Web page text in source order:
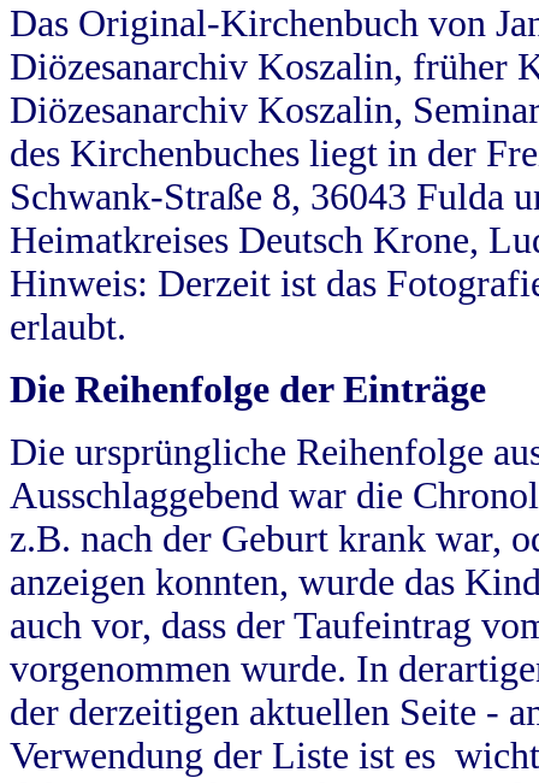
Das Original-Kirchenbuch von
Diözesanarchiv Koszalin, früher
Diözesanarchiv Koszalin,
des Kirchenbuches liegt in der
Schwank-Straße 8, 36043 Fulda
Heimatkreises Deutsch Krone,
Hinweis: Derzeit ist das
erlaubt.
Die Reihenfolge der Einträge
Die ursprüngliche Reihenfolge
Ausschlaggebend war die
z.B. nach der Geburt krank war,
anzeigen konnten, wurde das
auch vor, dass der Taufeintrag
vorgenommen wurde. In
der derzeitigen aktuellen Seite -
Verwendung der Liste ist es